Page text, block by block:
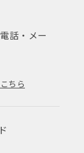
話・メー
ちら